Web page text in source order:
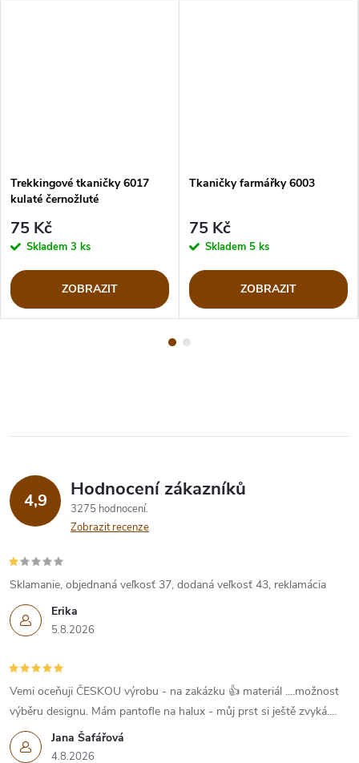
Trekkingové tkaničky 6017
kulaté černožluté
75 Kč
Skladem 3 ks
ZOBRAZIT
Tkaničky farmářky 6003
75 Kč
Skladem 5 ks
ZOBRAZIT
4,9 Hodnocení zákazníků
3275 hodnocení
Zobrazit recenze
Erika
5.8.2026
Sklamanie, objednaná veľkosť 37, dodaná veľkosť 43, reklamácia
Jana Šafářová
4.8.2026
Vemi oceňuji ČESKOU výrobu - na zakázku 👍 materiál ....možnost
výběru designu. Mám pantofle na halux - můj prst si ještě zvyká....